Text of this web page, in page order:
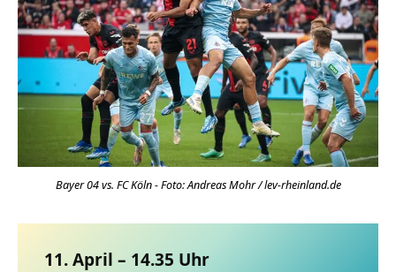
Bayer 04 vs. FC Köln - Foto: Andreas Mohr / lev-rheinland.de
11. April – 14.35 Uhr